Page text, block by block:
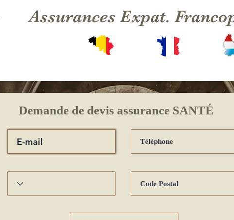
Assurances Expat.
Demande de devis assurance SANTÉ